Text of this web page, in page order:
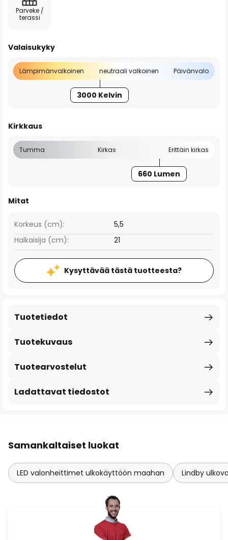
Parveke /
terassi
Valaisukyky
Lämpimänvalkoinen neutraali valkoinen Päivänvalo
3000 Kelvin
Kirkkaus
Tumma Kirkas Erittäin kirkas
660 Lumen
Mitat
Korkeus (cm):
5,5
Halkaisija (cm):
21
Kysyttävää tästä tuotteesta?
Tuotekuvaus
Tuotetiedot
Tuotearvostelut
Ladattavat tiedostot
Samankaltaiset luokat
LED valonheittimet ulkokäyttöön maahan Lindby